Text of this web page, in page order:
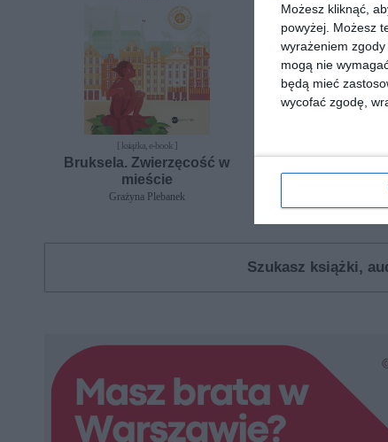
Możesz kliknąć,
powyżej. Możesz
wyrażeniem zgody
mogą nie
będą mieć
wycofać zgodę,
[ książka, e-book ]
Bruksela. Zwierzęcość w
mieście
Grażyna Plebanek
Szukasz książki,